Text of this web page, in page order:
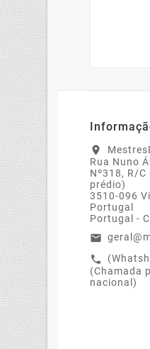
location_on
Rua Nuno
Nº318, R/
prédio)
3510-096
Portugal
Portugal -
email
call
(Chamada
nacional)